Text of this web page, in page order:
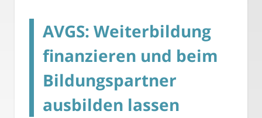
AVGS: Weiterbildung
finanzieren und beim
Bildungspartner
ausbilden lassen